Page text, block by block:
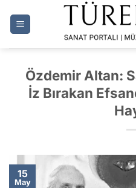
Özdemir Altan:
İz Bırakan
15
May